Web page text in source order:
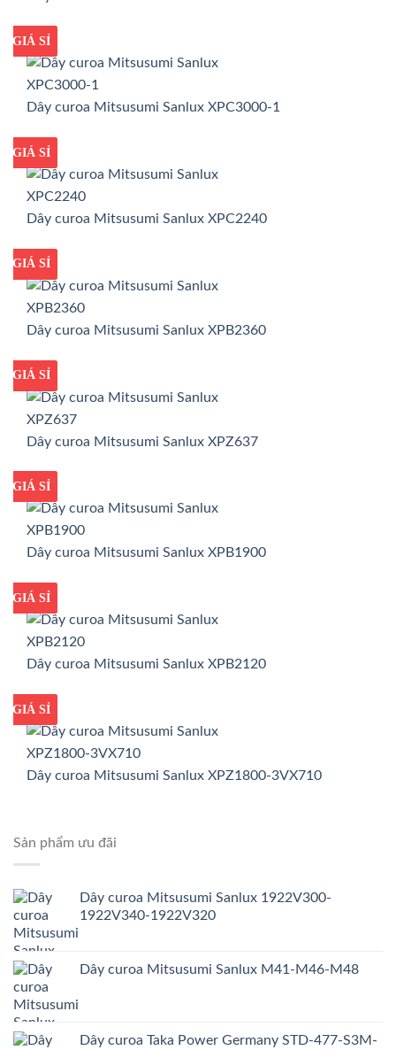
GIÁ TỐT
GIÁ SỈ
Dây curoa Mitsusumi Sanlux XPC3000-1
GIÁ TỐT
GIÁ SỈ
Dây curoa Mitsusumi Sanlux XPC2240
GIÁ TỐT
GIÁ SỈ
Dây curoa Mitsusumi Sanlux XPB2360
GIÁ TỐT
GIÁ SỈ
Dây curoa Mitsusumi Sanlux XPZ637
GIÁ TỐT
GIÁ SỈ
Dây curoa Mitsusumi Sanlux XPB1900
GIÁ TỐT
GIÁ SỈ
Dây curoa Mitsusumi Sanlux XPB2120
GIÁ TỐT
GIÁ SỈ
Dây curoa Mitsusumi Sanlux XPZ1800-3VX710
Sản phẩm ưu đãi
Dây curoa Mitsusumi Sanlux 1922V300-
1922V340-1922V320
Dây curoa Mitsusumi Sanlux M41-M46-M48
Dây curoa Taka Power Germany STD-477-S3M-